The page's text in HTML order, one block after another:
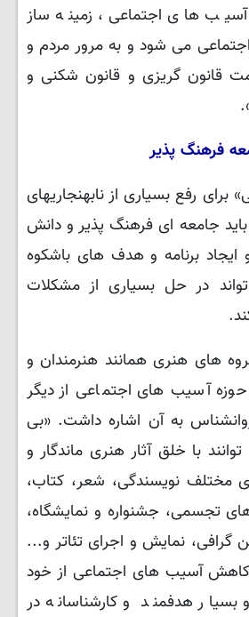
های اجتماعی، زمینه ساز
می‌ شود و به مرور مردم و
قانون گریزی و قانون شکنی و
فرهنگ پذیر
برای رفع بسیاری از نابهنجاریهای
جامعه ای فرهنگ پذیر و دانش
ایجاد برنامه و هدف های باشکوه
در حل بسیاری از مشکلات
های هنری همانند هنرمندان و
آسیب های اجتماعی از دیگر
به آن اشاره داشت. «بی
با خلق آثار هنری ماندگار و
مختلف نویسندگی، شعر، کتاب،
تجسمی، جشنواره و نمایشگاه،
گرافی، نمایش و اجرای تئاتر و...
آسیب های اجتماعی از خود
بسیار هدفمند و کارشناسانه در